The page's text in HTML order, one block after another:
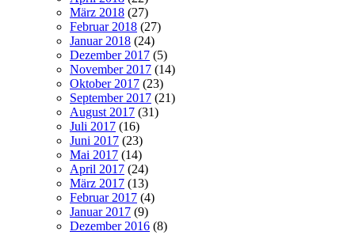
März 2018 (27)
Februar 2018 (27)
Januar 2018 (24)
Dezember 2017 (5)
November 2017 (14)
Oktober 2017 (23)
September 2017 (21)
August 2017 (31)
Juli 2017 (16)
Juni 2017 (23)
Mai 2017 (14)
April 2017 (24)
März 2017 (13)
Februar 2017 (4)
Januar 2017 (9)
Dezember 2016 (8)